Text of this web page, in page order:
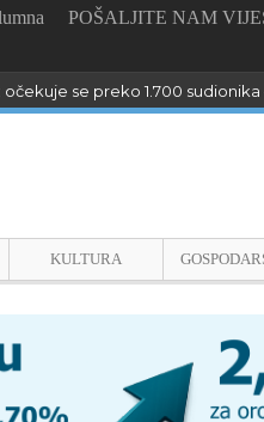
POŠALJITE NAM
se preko 1.700
KULTURA